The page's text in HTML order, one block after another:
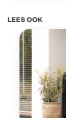
LEES OOK